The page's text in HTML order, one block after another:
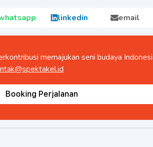
linkedin email
memajukan seni budaya
Booking Perjalanan